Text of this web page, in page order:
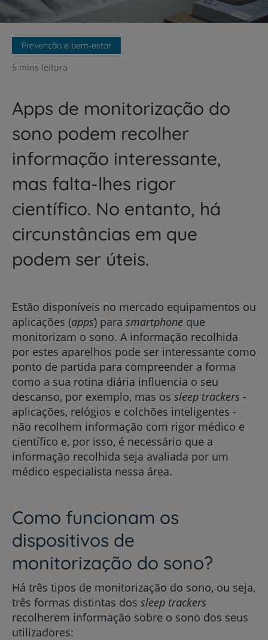
Prevenção e bem-estar
5 mins leitura
Apps de monitorização do
sono podem recolher
informação interessante,
mas falta-lhes rigor
científico. No entanto, há
circunstâncias em que
podem ser úteis.
Estão disponíveis no mercado equipamentos ou
aplicações (apps) para smartphone que
monitorizam o sono. A informação recolhida
por estes aparelhos pode ser interessante como
ponto de partida para compreender a forma
como a sua rotina diária influencia o seu
descanso, por exemplo, mas os sleep trackers -
aplicações, relógios e colchões inteligentes -
não recolhem informação com rigor médico e
científico e, por isso, é necessário que a
informação recolhida seja avaliada por um
médico especialista nessa área.
Como funcionam os
dispositivos de
monitorização do sono?
Há três tipos de monitorização do sono, ou seja,
três formas distintas dos sleep trackers
recolherem informação sobre o sono dos seus
utilizadores: